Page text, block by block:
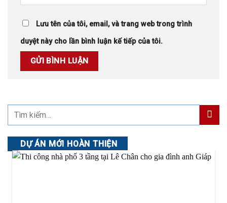
Lưu tên của tôi, email, và trang web trong trình
duyệt này cho lần bình luận kế tiếp của tôi.
DỰ ÁN MỚI HOÀN THIỆN